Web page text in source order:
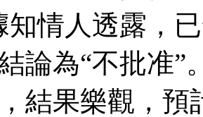
知情人透露，
論為“不批准”
結果樂觀，預